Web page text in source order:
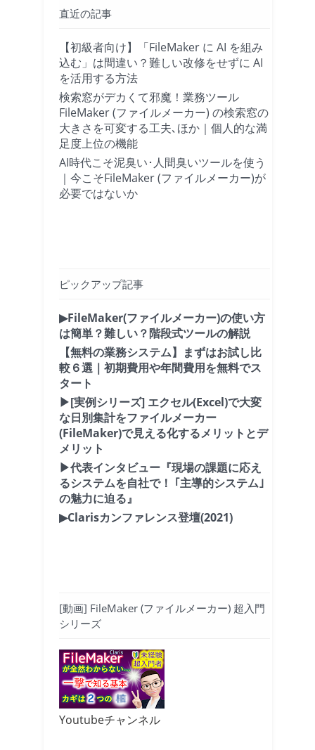
直近の記事
【初級者向け】「FileMaker に AI を組み
込む」は間違い？難しい改修をせずに AI
を活用する方法
検索窓がデカくて邪魔！業務ツール
FileMaker (ファイルメーカー) の検索窓の
大きさを可変する工夫､ほか｜個人的な満
足度上位の機能
AI時代こそ泥臭い･人間臭いツールを使う
｜今こそFileMaker (ファイルメーカー)が
必要ではないか
ピックアップ記事
▶FileMaker(ファイルメーカー)の使い方
は簡単？難しい？階段式ツールの解説
【無料の業務システム】まずはお試し比
較６選｜初期費用や年間費用を無料でス
タート
▶[実例シリーズ] エクセル(Excel)で大変
な日別集計をファイルメーカー
(FileMaker)で見える化するメリットとデ
メリット
▶代表インタビュー『現場の課題に応え
るシステムを自社で！ ｢主導的システム｣
の魅力に迫る』
▶Clarisカンファレンス登壇(2021)
[動画] FileMaker (ファイルメーカー) 超入門
シリーズ
Youtubeチャンネル